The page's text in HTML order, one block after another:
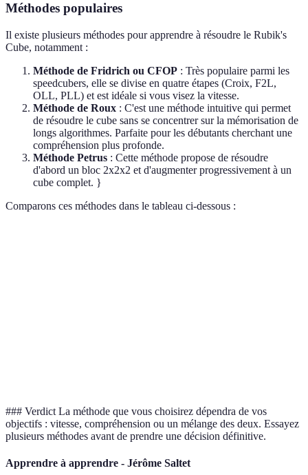
Méthodes populaires
Il existe plusieurs méthodes pour apprendre à résoudre le Rubik's
Cube, notamment :
Méthode de Fridrich ou CFOP : Très populaire parmi les
speedcubers, elle se divise en quatre étapes (Croix, F2L,
OLL, PLL) et est idéale si vous visez la vitesse.
Méthode de Roux : C'est une méthode intuitive qui permet
de résoudre le cube sans se concentrer sur la mémorisation de
longs algorithmes. Parfaite pour les débutants cherchant une
compréhension plus profonde.
Méthode Petrus : Cette méthode propose de résoudre
d'abord un bloc 2x2x2 et d'augmenter progressivement à un
cube complet. }
Comparons ces méthodes dans le tableau ci-dessous :
### Verdict La méthode que vous choisirez dépendra de vos
objectifs : vitesse, compréhension ou un mélange des deux. Essayez
plusieurs méthodes avant de prendre une décision définitive.
Apprendre à apprendre - Jérôme Saltet